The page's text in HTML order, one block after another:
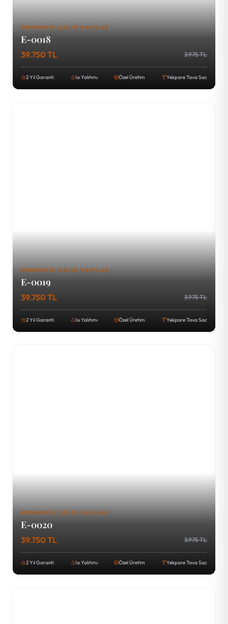
EKONOMIK ÇELIK KAPILAR
E-0018
39.750 TL 3.975 TL
2 Yıl Garanti Isı Yalıtımı Özel Üretim Yekpare Tava Sac
EKONOMIK ÇELIK KAPILAR
E-0019
39.750 TL 3.975 TL
2 Yıl Garanti Isı Yalıtımı Özel Üretim Yekpare Tava Sac
EKONOMIK ÇELIK KAPILAR
E-0020
39.750 TL 3.975 TL
2 Yıl Garanti Isı Yalıtımı Özel Üretim Yekpare Tava Sac